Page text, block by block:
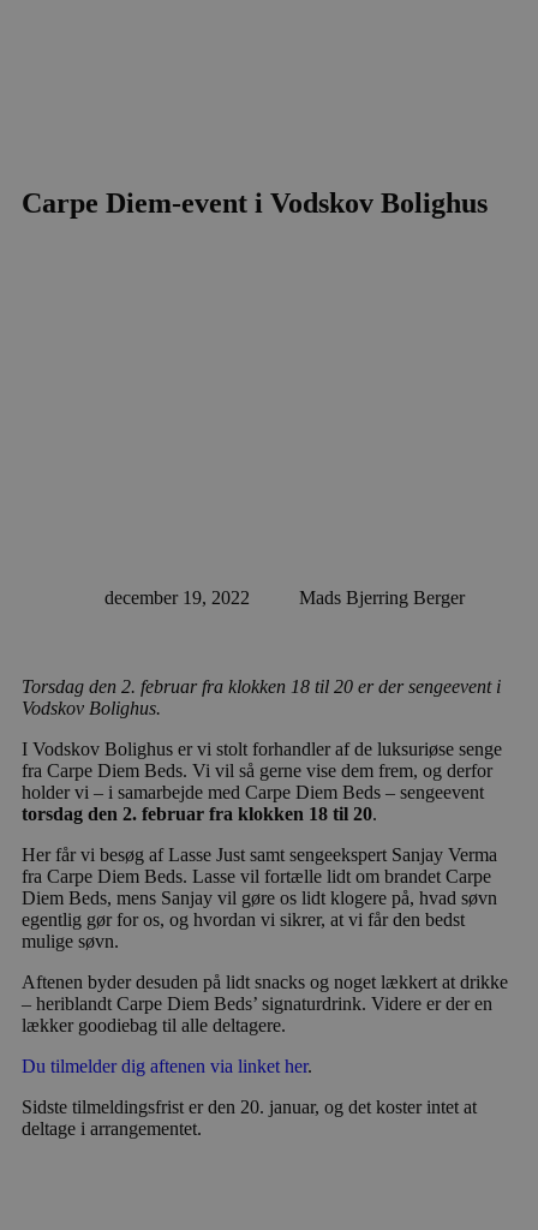
Carpe Diem-event i Vodskov Bolighus
december 19, 2022 Mads Bjerring Berger
Torsdag den 2. februar fra klokken 18 til 20 er der sengeevent i
Vodskov Bolighus.
I Vodskov Bolighus er vi stolt forhandler af de luksuriøse senge
fra Carpe Diem Beds. Vi vil så gerne vise dem frem, og derfor
holder vi – i samarbejde med Carpe Diem Beds – sengeevent
torsdag den 2. februar fra klokken 18 til 20.
Her får vi besøg af Lasse Just samt sengeekspert Sanjay Verma
fra Carpe Diem Beds. Lasse vil fortælle lidt om brandet Carpe
Diem Beds, mens Sanjay vil gøre os lidt klogere på, hvad søvn
egentlig gør for os, og hvordan vi sikrer, at vi får den bedst
mulige søvn.
Aftenen byder desuden på lidt snacks og noget lækkert at drikke
– heriblandt Carpe Diem Beds’ signaturdrink. Videre er der en
lækker goodiebag til alle deltagere.
Du tilmelder dig aftenen via linket her.
Sidste tilmeldingsfrist er den 20. januar, og det koster intet at
deltage i arrangementet.